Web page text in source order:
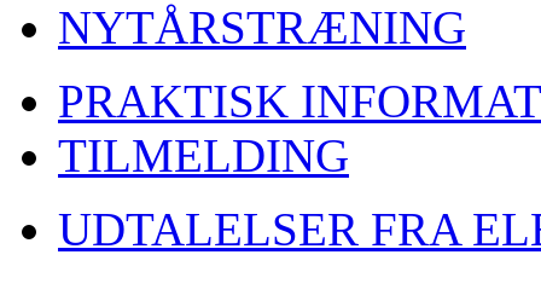
NYTÅRSTRÆNING
PRAKTISK
TILMELDING
UDTALELSER FRA